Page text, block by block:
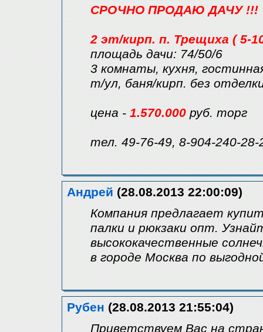
СРОЧНО ПРОДАЮ ДАЧУ !!!
2 эт/кирп. п. Трещиха ( 5-
площадь дачи: 74/50/6
3 комнаты, кухня,
т/ул, баня/кирп. без
цена - 1.570.000 руб. торг
тел. 49-76-49, 8-904-240-28-
Андрей (28.08.2013 22:00:09)
Компания предлагает
палки и рюкзаки опт.
высококачественные
в городе Москва по
Рубен (28.08.2013 21:55:04)
Приветствуем Вас на